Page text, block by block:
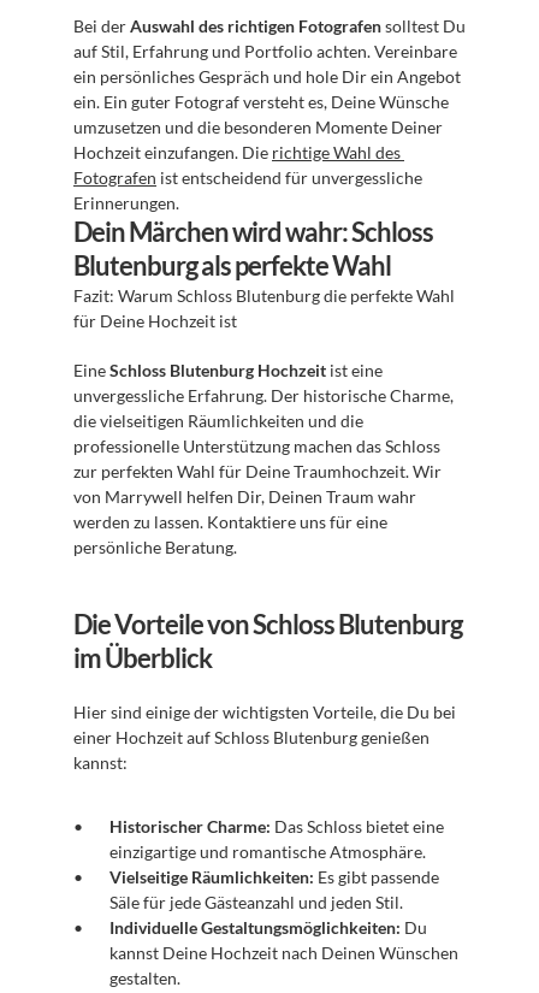
Bei der Auswahl des richtigen Fotografen solltest Du
auf Stil, Erfahrung und Portfolio achten. Vereinbare
ein persönliches Gespräch und hole Dir ein Angebot
ein. Ein guter Fotograf versteht es, Deine Wünsche
umzusetzen und die besonderen Momente Deiner
Hochzeit einzufangen. Die richtige Wahl des
Fotografen ist entscheidend für unvergessliche
Erinnerungen.
Dein Märchen wird wahr: Schloss
Blutenburg als perfekte Wahl
Fazit: Warum Schloss Blutenburg die perfekte Wahl
für Deine Hochzeit ist
Eine Schloss Blutenburg Hochzeit ist eine
unvergessliche Erfahrung. Der historische Charme,
die vielseitigen Räumlichkeiten und die
professionelle Unterstützung machen das Schloss
zur perfekten Wahl für Deine Traumhochzeit. Wir
von Marrywell helfen Dir, Deinen Traum wahr
werden zu lassen. Kontaktiere uns für eine
persönliche Beratung.
Die Vorteile von Schloss Blutenburg
im Überblick
Hier sind einige der wichtigsten Vorteile, die Du bei
einer Hochzeit auf Schloss Blutenburg genießen
kannst:
Historischer Charme: Das Schloss bietet eine
einzigartige und romantische Atmosphäre.
Vielseitige Räumlichkeiten: Es gibt passende
Säle für jede Gästeanzahl und jeden Stil.
Individuelle Gestaltungsmöglichkeiten: Du
kannst Deine Hochzeit nach Deinen Wünschen
gestalten.